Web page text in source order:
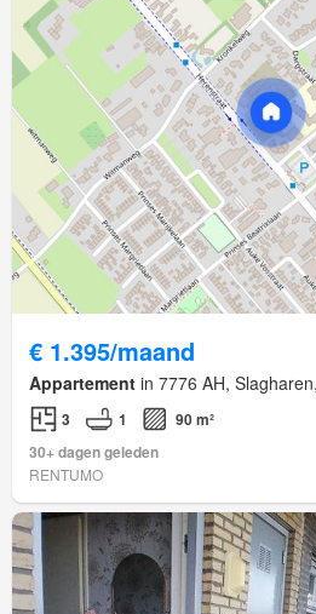
€ 1.395/maand
Appartement in 7776 AH,
3 1
90 m²
30+ dagen geleden
RENTUMO